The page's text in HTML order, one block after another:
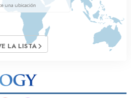
LA LISTA